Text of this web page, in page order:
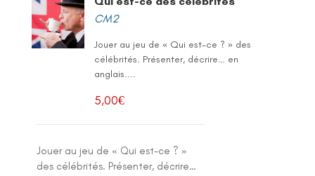
CM2
Jouer au jeu de « Qui est-ce ? » des
célébrités. Présenter, décrire… en
anglais....
5,00€
Jouer au jeu de « Qui est-ce ? »
des célébrités. Présenter, décrire…